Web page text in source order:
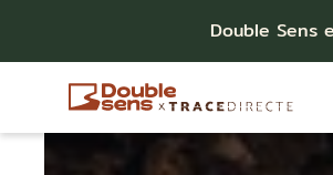
Double Sens